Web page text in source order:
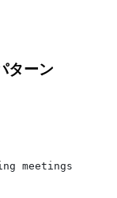
ターン
meetings